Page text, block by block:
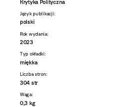
Krytyka Polityczna
Język publikacji:
polski
Rok wydania:
2023
Typ okładki:
miękka
Liczba stron:
304 str
Waga:
0,3 kg